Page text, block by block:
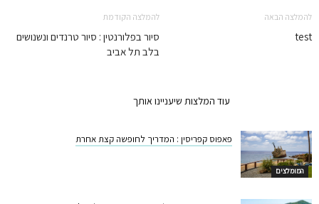
להמלצה הקודמת
סיור בפלורנטין : סיור טרנדים ונשנושים
בלב תל אביב
להמלצה הבאה
test
עוד המלצות שיעניינו אותך
המומלצים
פאפוס קפריסין : המדריך לחופשה קצת אחרת